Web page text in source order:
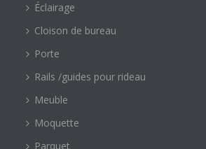
Éclairage
Cloison de bureau
Porte
Rails /guides pour rideau
Meuble
Moquette
Parquet